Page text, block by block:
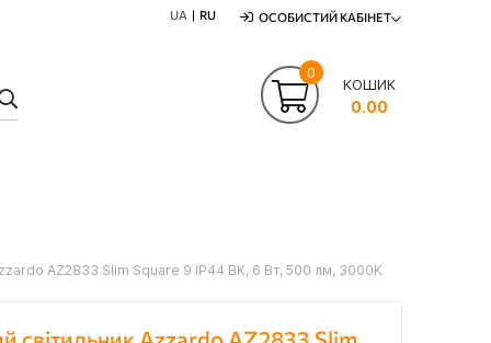
UA RU ОСОБИСТИЙ КАБІНЕТ
КОШИК
0.00
0
AZ2833 Slim Square 9 IP44 BK, 6 Вт, 500 лм, 3000K